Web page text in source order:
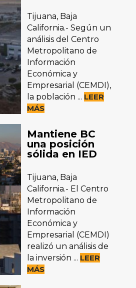
Tijuana, Baja
California.- Según un
análisis del Centro
Metropolitano de
Información
Económica y
Empresarial (CEMDI),
la población ... LEER
MÁS
Mantiene BC
una posición
sólida en IED
Tijuana, Baja
California.- El Centro
Metropolitano de
Información
Económica y
Empresarial (CEMDI)
realizó un análisis de
la inversión ... LEER
MÁS